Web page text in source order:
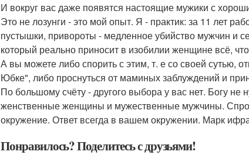
И вокруг вас даже появятся настоящие мужики с
Это не лозунги - это мой опыт. Я - практик: за 11 лет
пустышки, привороты - медленное убийство мужчин и
который реально приносит в изобилии женщине всё,
А вы можете либо спорить с этим, т. е со своей сутью,
Юбке", либо проснуться от маминых заблуждений и
По большому счёту - другого выбора у вас нет. Богу
женственные женщины и мужественные мужчины.
окружение. Ответ всегда в вашем окружении. Марк
Понравилось? Поделитесь с друзьями!